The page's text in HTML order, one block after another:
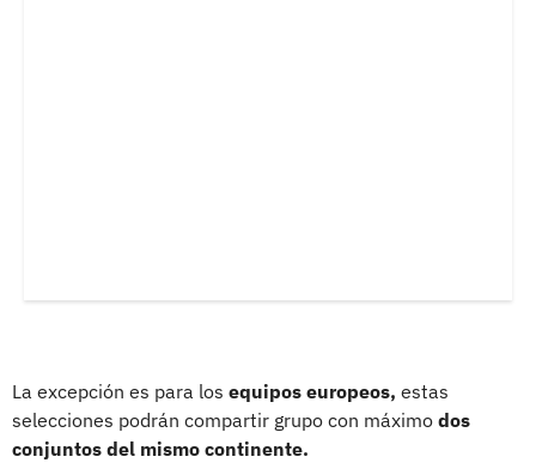
La excepción es para los equipos europeos, estas
selecciones podrán compartir grupo con máximo dos
conjuntos del mismo continente.